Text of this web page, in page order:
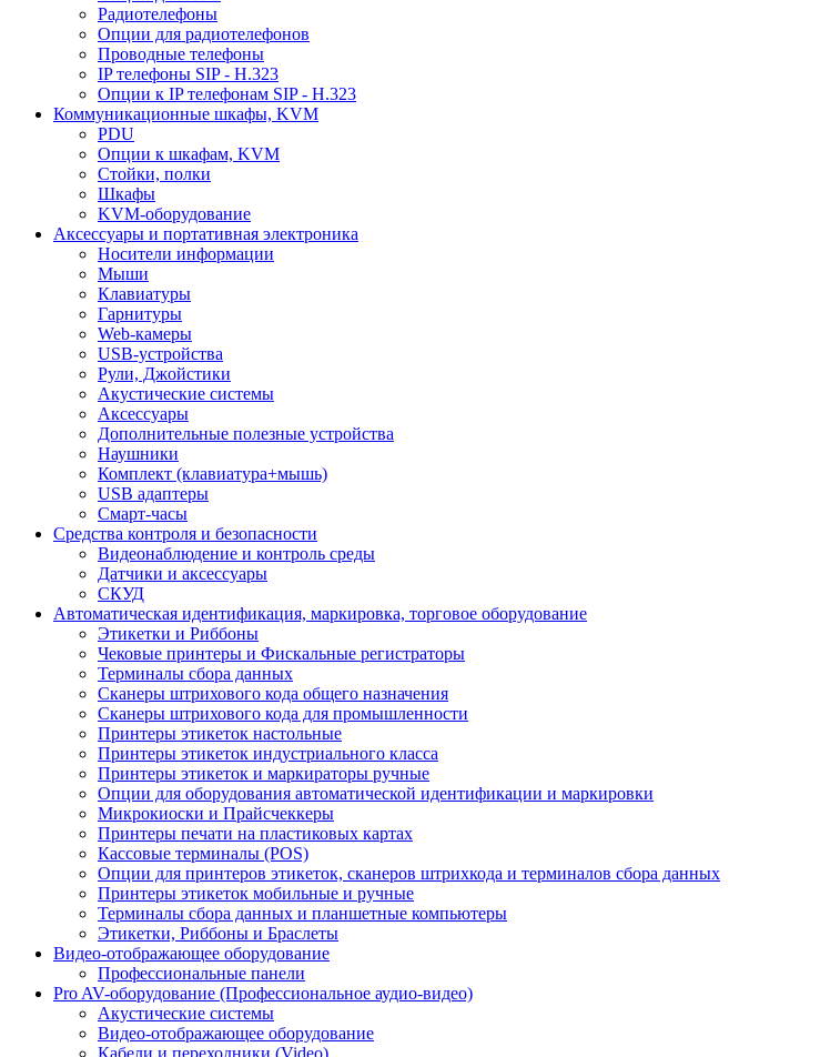
Радиотелефоны
Опции для радиотелефонов
Проводные телефоны
IP телефоны SIP - H.323
Опции к IP телефонам SIP - H.323
Коммуникационные шкафы, KVM
PDU
Опции к шкафам, KVM
Стойки, полки
Шкафы
KVM-оборудование
Аксессуары и портативная электроника
Носители информации
Мыши
Клавиатуры
Гарнитуры
Web-камеры
USB-устройства
Рули, Джойстики
Акустические системы
Аксессуары
Дополнительные полезные устройства
Наушники
Комплект (клавиатура+мышь)
USB адаптеры
Смарт-часы
Средства контроля и безопасности
Видеонаблюдение и контроль среды
Датчики и аксессуары
СКУД
Автоматическая идентификация, маркировка, торговое оборудование
Этикетки и Риббоны
Чековые принтеры и Фискальные регистраторы
Терминалы сбора данных
Сканеры штрихового кода общего назначения
Сканеры штрихового кода для промышленности
Принтеры этикеток настольные
Принтеры этикеток индустриального класса
Принтеры этикеток и маркираторы ручные
Опции для оборудования автоматической идентификации и маркировки
Микрокиоски и Прайсчеккеры
Принтеры печати на пластиковых картах
Кассовые терминалы (POS)
Опции для принтеров этикеток, сканеров штрихкода и терминалов сбора данных
Принтеры этикеток мобильные и ручные
Терминалы сбора данных и планшетные компьютеры
Этикетки, Риббоны и Браслеты
Видео-отображающее оборудование
Профессиональные панели
Pro AV-оборудование (Профессиональное аудио-видео)
Акустические системы
Видео-отображающее оборудование